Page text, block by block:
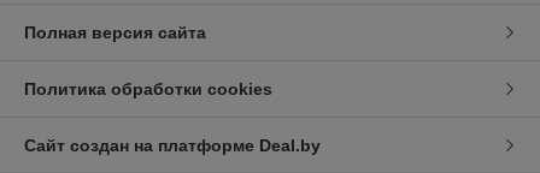
Полная версия сайта
Политика обработки cookies
Сайт создан на платформе Deal.by